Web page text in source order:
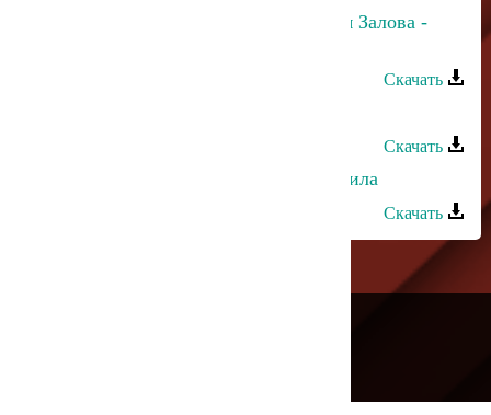
Рейсан Магомедкеримов, Джамиля Залова -
Скачать
Скачать
Джамал Абакаров - Ты меня опьянила
Скачать